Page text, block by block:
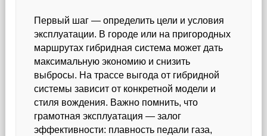
Первый шаг — определить цели и условия
эксплуатации. В городе или на пригородных
маршрутах гибридная система может дать
максимальную экономию и снизить
выбросы. На трассе выгода от гибридной
системы зависит от конкретной модели и
стиля вождения. Важно помнить, что
грамотная эксплуатация — залог
эффективности: плавность педали газа,